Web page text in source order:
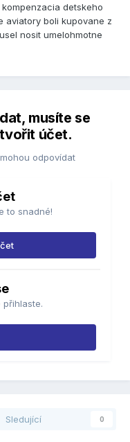
detskeho
aviatory boli kupovane z
nosit umelohmotne
musíte se
účet.
odpovídat
to snadné!
přihlaste.
Sledující 0